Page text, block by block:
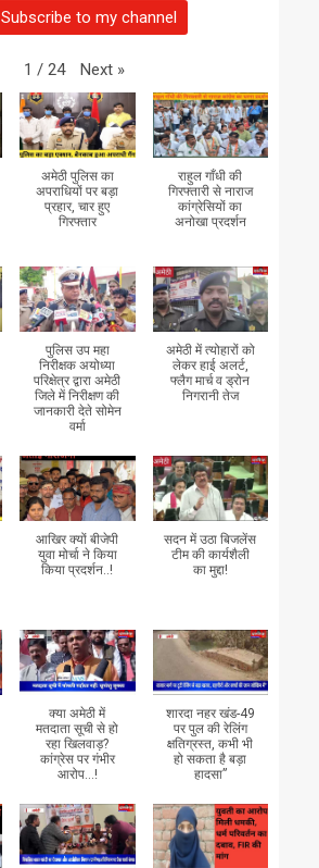
Subscribe to my channel
1 / 24 Next »
अमेठी पुलिस का
अपराधियों पर बड़ा
प्रहार, चार हुए
गिरफ्तार
राहुल गाँधी की
गिरफ्तारी से नाराज
कांग्रेसियों का
अनोखा प्रदर्शन
पुलिस उप महा
निरीक्षक अयोध्या
परिक्षेत्र द्वारा अमेठी
जिले में निरीक्षण की
जानकारी देते सोमेन
वर्मा
अमेठी में त्योहारों को
लेकर हाई अलर्ट,
फ्लैग मार्च व ड्रोन
निगरानी तेज
आखिर क्यों बीजेपी
युवा मोर्चा ने किया
किया प्रदर्शन..!
सदन में उठा बिजलेंस
टीम की कार्यशैली
का मुद्दा!
क्या अमेठी में
मतदाता सूची से हो
रहा खिलवाड़?
कांग्रेस पर गंभीर
आरोप...!
शारदा नहर खंड-49
पर पुल की रेलिंग
क्षतिग्रस्त, कभी भी
हो सकता है बड़ा
हादसा”